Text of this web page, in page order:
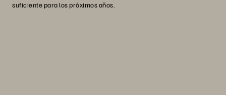
suficiente para los próximos años.